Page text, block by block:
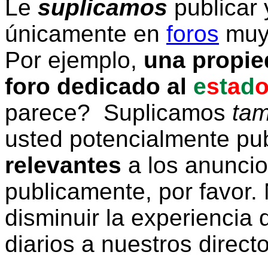
Le suplicamos publicar
únicamente en foros
Por ejemplo, una
foro dedicado al estad
parece? Suplicamos
usted potencialmente
relevantes a los
publicamente, por
disminuir la experiencia
diarios a nuestros